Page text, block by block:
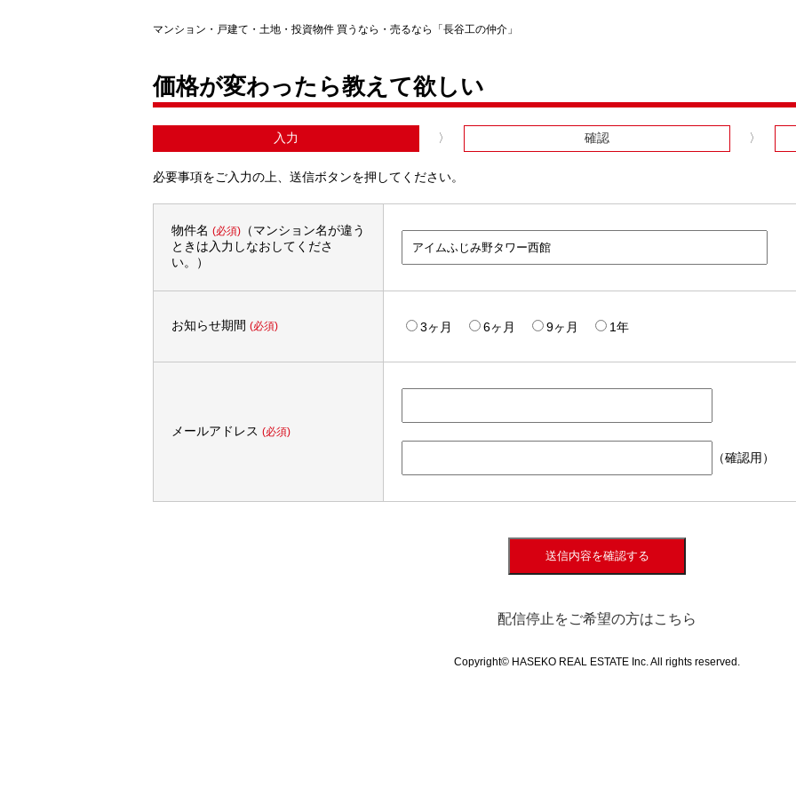
マンション・戸建て・土地・投資物件 買うなら・売るなら「長谷工の仲介」
価格が変わったら教えて欲しい
入力 確認
必要事項をご入力の上、送信ボタンを押してください。
物件名 (必須)（マンション名が違う
ときは入力しなおしてくださ
い。）
お知らせ期間 (必須) 3ヶ月 6ヶ月 9ヶ月 1年
メールアドレス (必須)
（確認用）
送信内容を確認する
配信停止をご希望の方はこちら
Copyright© HASEKO REAL ESTATE Inc. All rights reserved.